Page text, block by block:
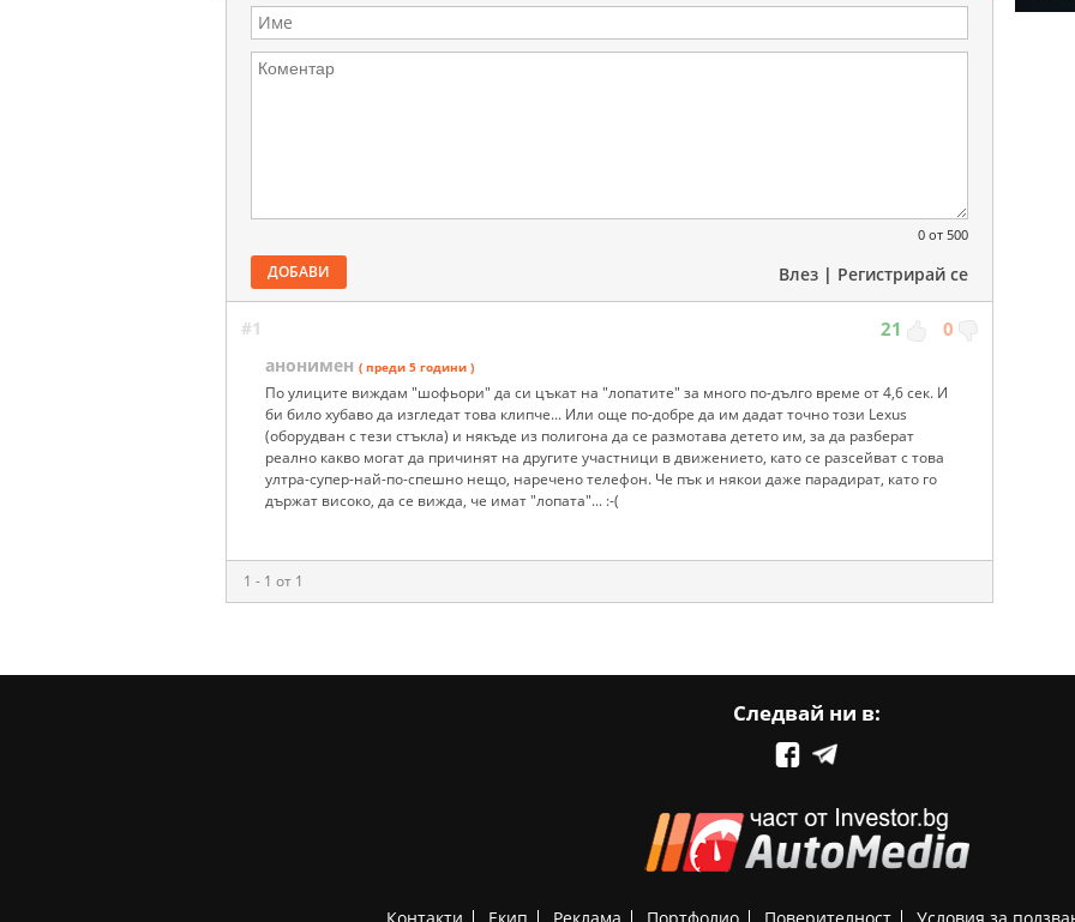
0 от 500
ДОБАВИ Влез | Регистрирай се
#1 21 0
анонимен ( преди 5 години )
По улиците виждам "шофьори" да си цъкат на "лопатите" за много по-дълго време от 4,6 сек. И
би било хубаво да изгледат това клипче... Или още по-добре да им дадат точно този Lexus
(оборудван с тези стъкла) и някъде из полигона да се размотава детето им, за да разберат
реално какво могат да причинят на другите участници в движението, като се разсейват с това
ултра-супер-най-по-спешно нещо, наречено телефон. Че пък и някои даже парадират, като го
държат високо, да се вижда, че имат "лопата"... :-(
1 - 1 от 1
Следвай ни в:
Контакти Екип Реклама Портфолио Поверителност Условия за